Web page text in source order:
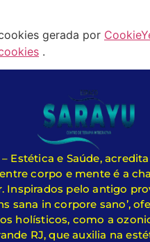
gerada por
.
– Estética e Saúde,
corpo e mente é a
Inspirados pelo antigo
sana in corpore sano’,
holísticos, como a
RJ, que auxilia na